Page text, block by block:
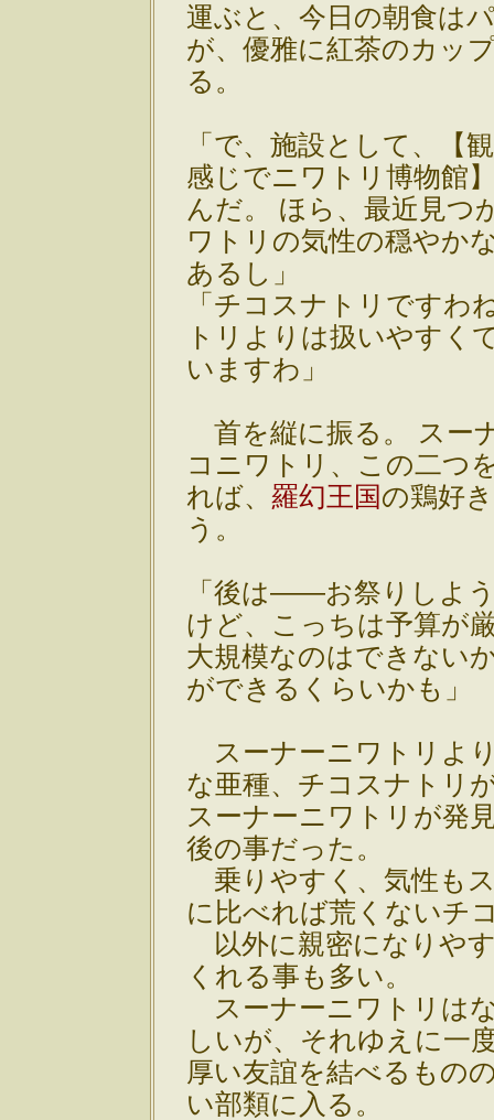
運ぶと、今日の朝食は
が、優雅に紅茶のカッ
る。
「で、施設として、【
感じでニワトリ博物館
んだ。 ほら、最近見つ
ワトリの気性の穏やか
あるし」
「チコスナトリですわ
トリよりは扱いやすく
いますわ」
首を縦に振る。 スー
コニワトリ、この二つ
れば、羅幻王国の鶏好
う。
「後は――お祭りしよ
けど、こっちは予算が
大規模なのはできない
ができるくらいかも」
スーナーニワトリよ
な亜種、チコスナトリ
スーナーニワトリが発
後の事だった。
乗りやすく、気性も
に比べれば荒くないチ
以外に親密になりや
くれる事も多い。
スーナーニワトリは
しいが、それゆえに一
厚い友誼を結べるもの
い部類に入る。